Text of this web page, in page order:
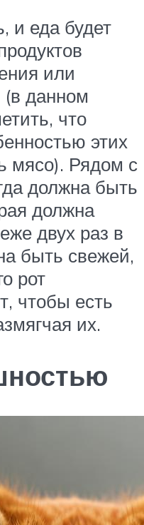
и еда будет
или
данном
что
этих
мясо). Рядом с
должна быть
должна
двух раз в
быть свежей,
рот
чтобы есть
их.